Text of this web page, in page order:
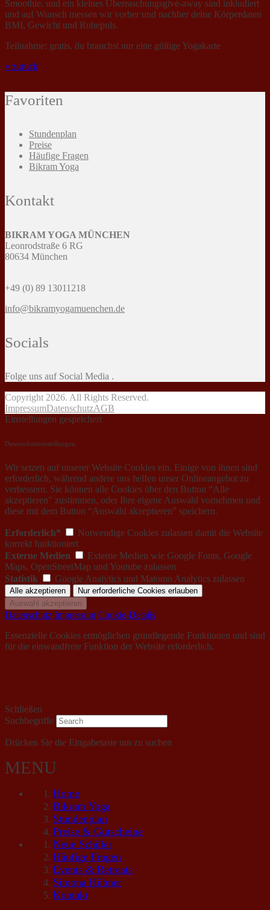
Smoothie, und ein kleines Überraschungsgive-away sind inkludiert
und auf Wunsch messen wir vorher und nachher deine Körperdaten
BMI, Gewicht und Ruhepuls.
Teilnahme: gratis, du brauchst nur eine gültige Yogakarte
« zurück
Favoriten
Stundenplan
Preise
Häufige Fragen
Bikram Yoga
Kontakt
BIKRAM YOGA MÜNCHEN
Leonrodstraße 6 RG
80634 München
+49 (0) 89 13011218
info@bikramyogamuenchen.de
Socials
Folge uns auf Social Media .
Copyright 2026. All Rights Reserved.
ImpressumDatenschutzAGB
Einstellungen gespeichert
Datenschutzeinstellungen
Wir setzen auf unserer Website Cookies ein. Einige von ihnen sind
erforderlich, während andere uns helfen unser Onlineangebot zu
verbessern. Sie können alle Cookies über den Button “Alle
akzeptieren” zustimmen, oder Ihre eigene Auswahl vornehmen und
diese mit dem Button “Auswahl akzeptieren” speichern.
Erforderlich*
Notwendige Cookies zulassen damit die Website
korrekt funktioniert
Externe Medien
Externe Medien wie Google Fonts, Google
Maps, OpenStreetMap und Youtube zulassen
Statistik
Google Analytics und Matomo Analytics zulassen
Datenschutz Impressum Cookie-Details
Essenzielle Cookies ermöglichen grundlegende Funktionen und sind
für die einwandfreie Funktion der Website erforderlich.
Schließen
Suchbegriffe
Drücken Sie die Eingabetaste um zu suchen
MENU
Home
Bikram Yoga
Stundenplan
Preise & Gutscheine
Neue Schüler
Häufige Fragen
Events & Retreats
Simona Hübner
Kontakt